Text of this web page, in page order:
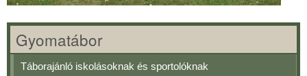
Gyomatábor
Táborajánló iskolásoknak és sportolóknak